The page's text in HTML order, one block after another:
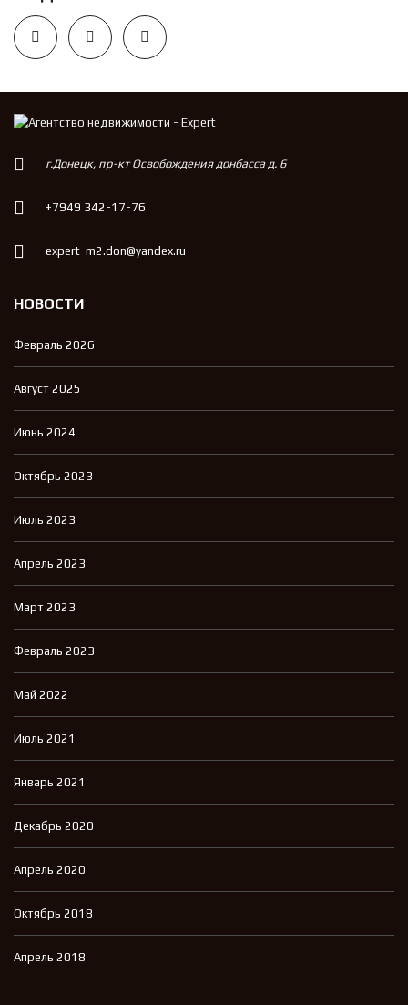
г.Донецк, пр-кт Освобождения донбасса д. 6
+7949 342-17-76
expert-m2.don@yandex.ru
НОВОСТИ
Февраль 2026
Август 2025
Июнь 2024
Октябрь 2023
Июль 2023
Апрель 2023
Март 2023
Февраль 2023
Май 2022
Июль 2021
Январь 2021
Декабрь 2020
Апрель 2020
Октябрь 2018
Апрель 2018